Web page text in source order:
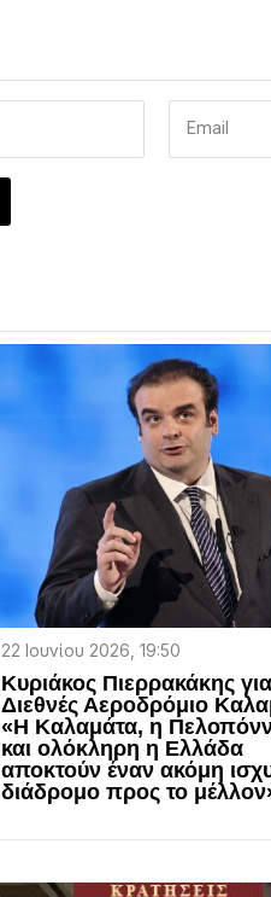
22 Ιουνίου 2026, 19:50
Κυριάκος Πιερρακάκης για
Διεθνές Αεροδρόμιο
«H Καλαμάτα, η
και ολόκληρη η Ελλάδα
αποκτούν έναν ακόμη
διάδρομο προς το